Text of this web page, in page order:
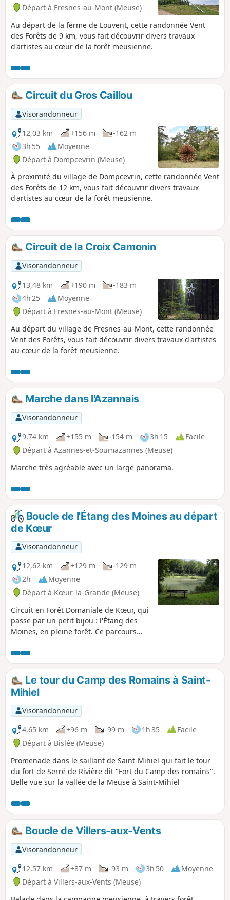
Départ à Fresnes-au-Mont (Meuse)
Au départ de la ferme de Louvent, cette randonnée Vent
des Forêts de 9 km, vous fait découvrir divers travaux
d'artistes au cœur de la forêt meusienne.
Circuit du Gros Caillou
Visorandonneur
12,03 km
+156 m
-162 m
3h 55
Moyenne
Départ à Dompcevrin (Meuse)
À proximité du village de Dompcevrin, cette randonnée Vent
des Forêts de 12 km, vous fait découvrir divers travaux
d'artistes au cœur de la forêt meusienne.
Circuit de la Croix Camonin
Visorandonneur
13,48 km
+190 m
-183 m
4h 25
Moyenne
Départ à Fresnes-au-Mont (Meuse)
Au départ du village de Fresnes-au-Mont, cette randonnée
Vent des Forêts, vous fait découvrir divers travaux d'artistes
au cœur de la forêt meusienne.
Marche dans l'Azannais
Visorandonneur
9,74 km
+155 m -154 m 3h 15
Facile
Départ à Azannes-et-Soumazannes (Meuse)
Marche très agréable avec un large panorama.
Boucle de l'Étang des Moines au départ
de Kœur
Visorandonneur
12,62 km
+129 m
-129 m
2h
Moyenne
Départ à Kœur-la-Grande (Meuse)
Circuit en Forêt Domaniale de Kœur, qui
passe par un petit bijou : l'Étang des
Moines, en pleine forêt. Ce parcours
Le tour du Camp des Romains à Saint-
Mihiel
Visorandonneur
4,65 km
+96 m -99 m 1h 35
Facile
Départ à Bislée (Meuse)
Promenade dans le saillant de Saint-Mihiel qui fait le tour
du fort de Serré de Rivière dit "Fort du Camp des romains".
Belle vue sur la vallée de la Meuse à Saint-Mihiel
Boucle de Villers-aux-Vents
Visorandonneur
12,57 km
+87 m -93 m 3h 50
Moyenne
Départ à Villers-aux-Vents (Meuse)